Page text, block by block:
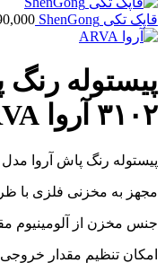
قاپک تکی ShenGong
پیستوله
۳۱۰۲ آروا ARVA
پیستوله رنگ پاش آروا مدل 3102 سازنده کشور چین
مجهز به مخزنی فلزی با ظرفیت
جنس مخزن از آلومینیوم
امکان تنظیم مقدار خروجی